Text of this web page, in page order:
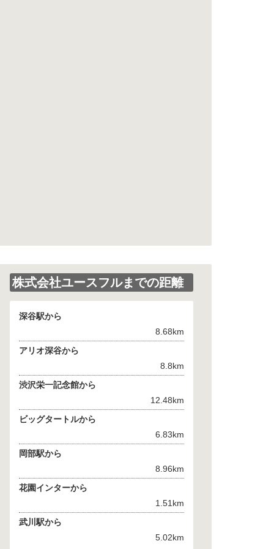
株式会社ユースフルまでの距離
深谷駅から
8.68km
アリオ深谷から
8.8km
渋沢栄一記念館から
12.48km
ビッグタートルから
6.83km
岡部駅から
8.96km
花園インターから
1.51km
武川駅から
5.02km